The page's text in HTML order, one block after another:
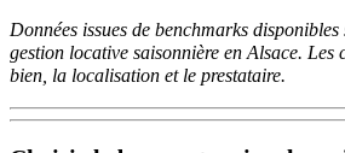
Données issues de benchmarks
gestion locative saisonnière en Alsace. Les
bien, la localisation et le prestataire.